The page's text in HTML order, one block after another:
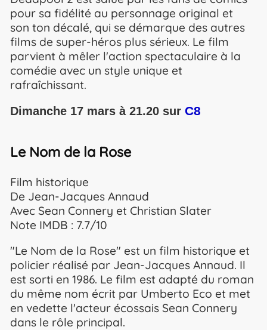
pour sa fidélité au personnage original et
son ton décalé, qui se démarque des autres
films de super-héros plus sérieux. Le film
parvient à mêler l'action spectaculaire à la
comédie avec un style unique et
rafraîchissant.
Dimanche 17 mars à 21.20 sur C8
Le Nom de la Rose
Film historique
De Jean-Jacques Annaud
Avec Sean Connery et Christian Slater
Note IMDB : 7.7/10
"Le Nom de la Rose" est un film historique et
policier réalisé par Jean-Jacques Annaud. Il
est sorti en 1986. Le film est adapté du roman
du même nom écrit par Umberto Eco et met
en vedette l'acteur écossais Sean Connery
dans le rôle principal.